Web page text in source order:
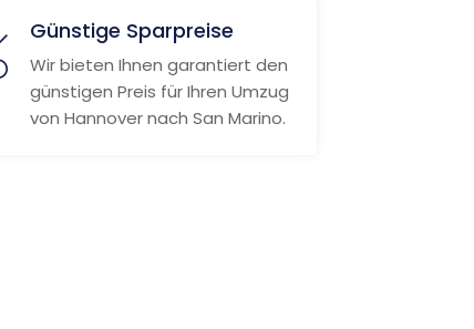
Günstige Sparpreise
Wir bieten Ihnen garantiert den
günstigen Preis für Ihren Umzug
von Hannover nach San Marino.